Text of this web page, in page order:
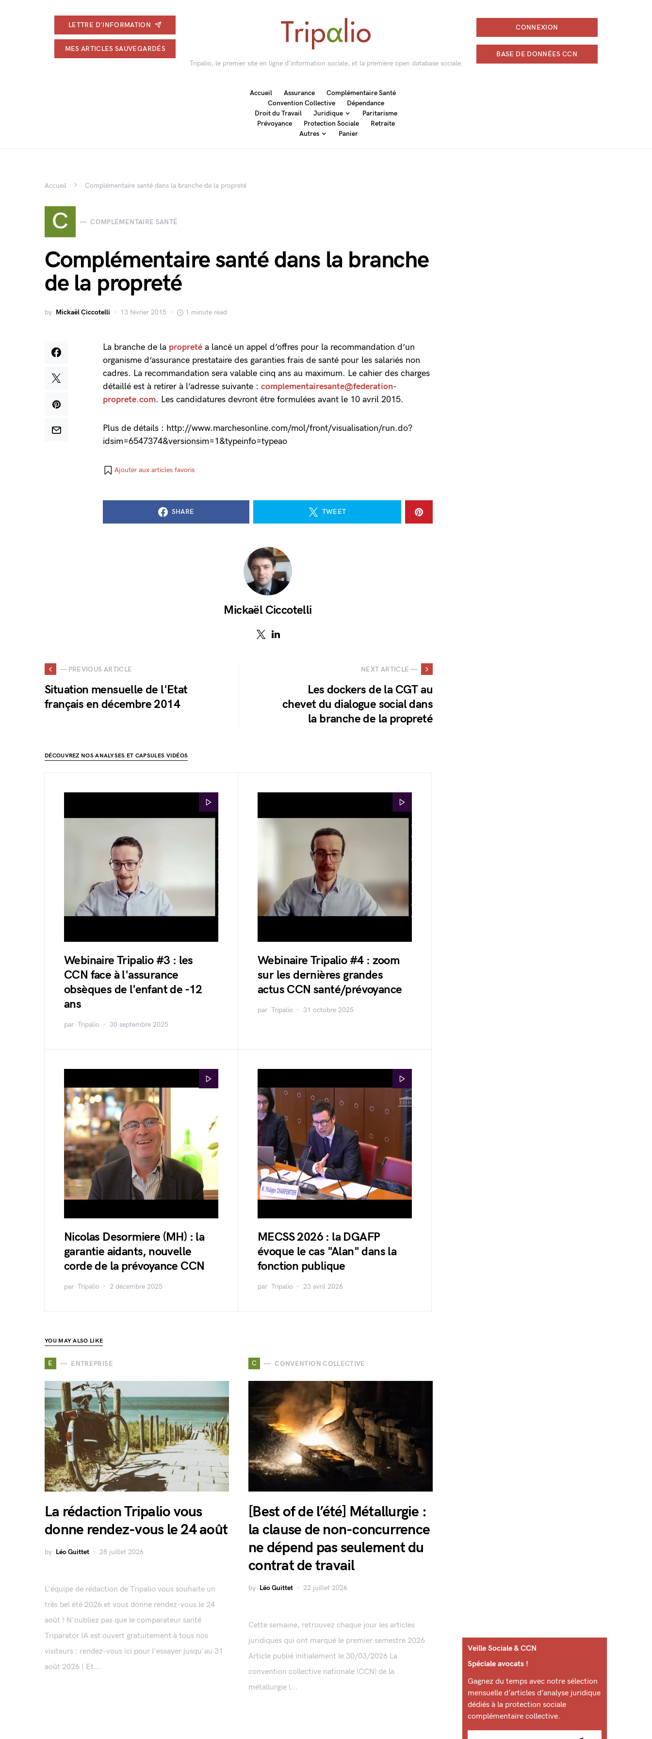
LETTRE D'INFORMATION
MES ARTICLES SAUVEGARDÉS
Tripalio, le premier site en ligne d'information sociale, et la première open database sociale.
CONNEXION
BASE DE DONNÉES CCN
Accueil Assurance
Complémentaire Santé
Convention Collective
Dépendance
Droit du Travail
Juridique
Paritarisme
Prévoyance
Protection Sociale
Retraite
Autres
Panier
Accueil Complémentaire santé dans la branche de la propreté
C COMPLÉMENTAIRE SANTÉ
Complémentaire santé dans la branche
de la propreté
by Mickaël Ciccotelli 13 février 2015 1 minute read
La branche de la propreté a lancé un appel d’offres pour la recommandation d’un
organisme d’assurance prestataire des garanties frais de santé pour les salariés non
cadres. La recommandation sera valable cinq ans au maximum. Le cahier des charges
détaillé est à retirer à l’adresse suivante : complementairesante@federation-
proprete.com. Les candidatures devront être formulées avant le 10 avril 2015.
Plus de détails : http://www.marchesonline.com/mol/front/visualisation/run.do?
idsim=6547374&versionsim=1&typeinfo=typeao
Ajouter aux articles favoris
SHARE TWEET
Mickaël Ciccotelli
— PREVIOUS ARTICLE
Situation mensuelle de l'Etat
français en décembre 2014
NEXT ARTICLE —
Les dockers de la CGT au
chevet du dialogue social dans
la branche de la propreté
DÉCOUVREZ NOS ANALYSES ET CAPSULES VIDÉOS
Webinaire Tripalio #3 : les
CCN face à l'assurance
obsèques de l'enfant de -12
ans
par Tripalio 30 septembre 2025
Webinaire Tripalio #4 : zoom
sur les dernières grandes
actus CCN santé/prévoyance
par Tripalio 31 octobre 2025
Nicolas Desormiere (MH) : la
garantie aidants, nouvelle
corde de la prévoyance CCN
par Tripalio 2 décembre 2025
MECSS 2026 : la DGAFP
évoque le cas "Alan" dans la
fonction publique
par Tripalio 23 avril 2026
YOU MAY ALSO LIKE
E ENTREPRISE
La rédaction Tripalio vous
donne rendez-vous le 24 août
by Léo Guittet 28 juillet 2026
L'équipe de rédaction de Tripalio vous souhaite un
très bel été 2026 et vous donne rendez-vous le 24
août ! N'oubliez pas que le comparateur santé
Triparator IA est ouvert gratuitement à tous nos
visiteurs : rendez-vous ici pour l'essayer jusqu'au 31
août 2026 ! Et...
C CONVENTION COLLECTIVE
[Best of de l’été] Métallurgie :
la clause de non-concurrence
ne dépend pas seulement du
contrat de travail
by Léo Guittet 22 juillet 2026
Cette semaine, retrouvez chaque jour les articles
juridiques qui ont marqué le premier semestre 2026
Article publié initialement le 30/03/2026 La
convention collective nationale (CCN) de la
métallurgie (...
Veille Sociale & CCN
Spéciale avocats !
Gagnez du temps avec notre sélection
mensuelle d’articles d’analyse juridique
dédiés à la protection sociale
complémentaire collective.